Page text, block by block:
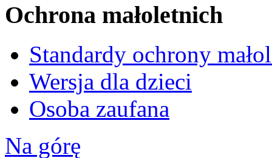
Ochrona małoletnich
Standardy ochrony
Wersja dla dzieci
Osoba zaufana
Na górę